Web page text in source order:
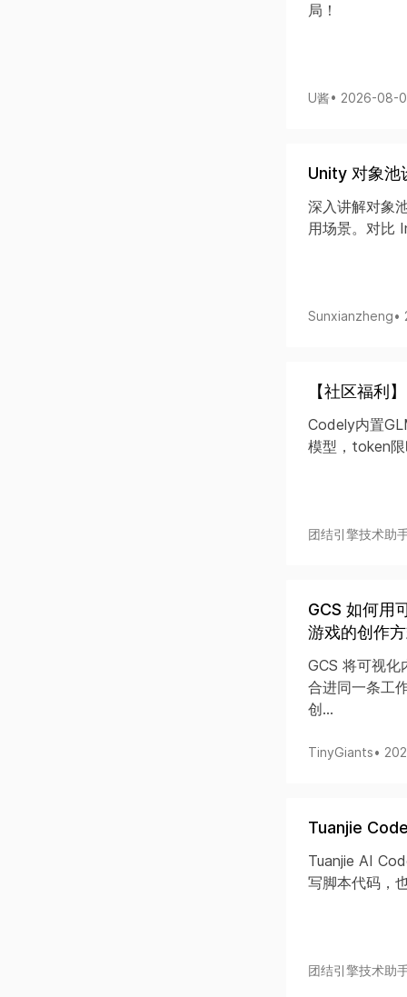
局！
U酱• 2026-08-
Unity 对象池
深入讲解对象
用场景。对比
Sunxianzheng•
【社区福利
Codely内置
模型，token
团结引擎技术助
GCS 如何用
游戏的创作
GCS 将可视
合进同一条工
创...
TinyGiants•
Tuanjie
Tuanjie AI
写脚本代码，
团结引擎技术助